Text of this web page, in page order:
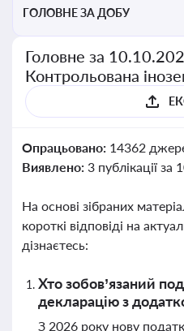
ГОЛОВНЕ ЗА ДОБУ
Головне за
Контрольована
Опрацьовано: 14362
Виявлено: 3 публікації за
На основі зібраних
короткі відповіді на
дізнаєтесь:
Хто зобов’язаний
декларацію з
З 2026 року нову